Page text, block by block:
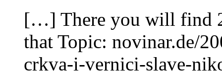
[…] There you will find
that Topic: novinar.de/
crkva-i-vernici-slave-